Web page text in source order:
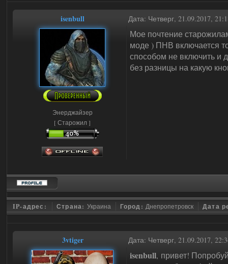
isenbull Дата: Четверг, 21.09.2017,
Энерджайзер
[ Старожил ]
Мое почтение
моде ) ПНВ включается
способом не включить и
без разницы на какую
IP-адрес: Страна: Украина Город:Днепропетровск Дата
3vtiger Дата: Четверг, 21.09.2017,
isenbull, привет!